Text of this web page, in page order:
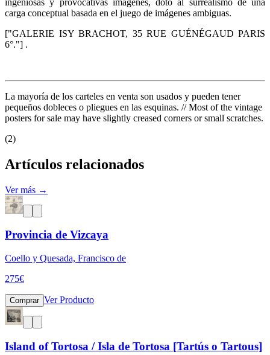
carga conceptual basada en el juego de imágenes ambiguas.
["GALERIE ISY BRACHOT, 35 RUE GUÉNÉGAUD PARIS
6°."] .
La mayoría de los carteles en venta son usados y pueden tener
pequeños dobleces o pliegues en las esquinas. // Most of the vintage
posters for sale may have slightly creased corners or small scratches.
(2)
Artículos relacionados
Ver más →
Provincia de Vizcaya
Coello y Quesada, Francisco de
275€
Comprar Ver Producto
Island of Tortosa / Isla de Tortosa [Tartús o Tartous]